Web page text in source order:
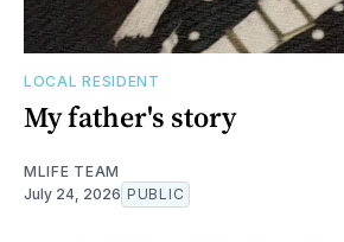
LOCAL RESIDENT
My father's story
MLIFE TEAM
July 24, 2026 PUBLIC